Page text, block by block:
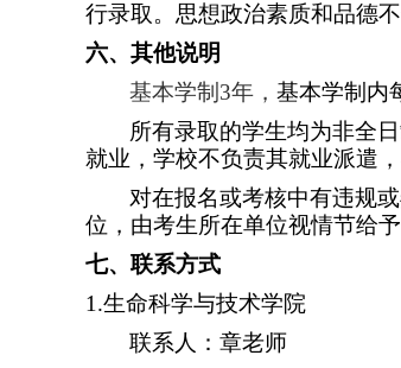
行录取。思想政治素质和品德
六、其他说明
基本学制 3年， 基本学制内
所有录取的学生均为非全
就业，学校不负责其就业派遣
对在报名或考核中有违规
位，由考生所在单位视情节给
七、联系方式
1.生命科学与技术学院
联系人：章老师